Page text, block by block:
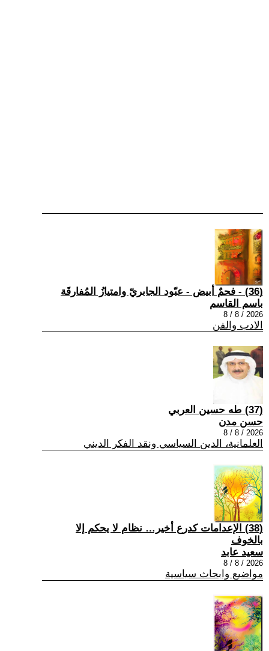
(36) - فحمٌ أبيض - عبّود الجابريّ وامتيازُ المُفارقَة
باسم القاسم
2026 / 8 / 8
الادب والفن
(37) طه حسين العربي
حسن مدن
2026 / 8 / 8
العلمانية، الدين السياسي ونقد الفكر الديني
(38) الإعدامات كدرع أخير… نظام لا يحكم إلا
بالخوف
سعيد عابد
2026 / 8 / 8
مواضيع وابحاث سياسية